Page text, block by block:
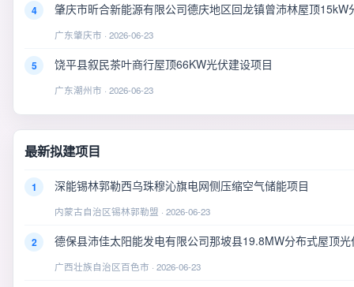
4 肇庆市昕合新能源有限公司德庆地区回龙镇曾沛林屋顶15kW
广东肇庆市 · 2026-06-23
5 饶平县叙民茶叶商行屋顶66KW光伏建设项目
广东潮州市 · 2026-06-23
最新拟建项目
1 深能锡林郭勒西乌珠穆沁旗电网侧压缩空气储能项目
内蒙古自治区锡林郭勒盟 · 2026-06-23
2 德保县沛佳太阳能发电有限公司那坡县19.8MW分布式屋顶
广西壮族自治区百色市 · 2026-06-23